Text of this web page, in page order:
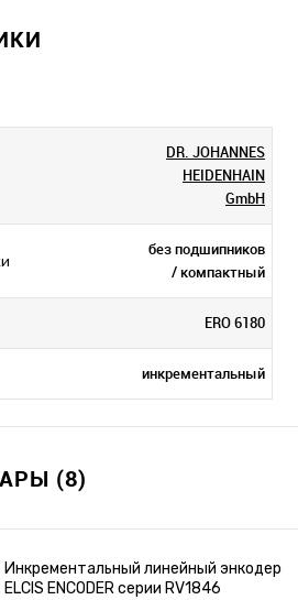
DR. JOHANNES
HEIDENHAIN
GmbH
без подшипников
/ компактный
ERO 6180
инкрементальный
(8)
Инкрементальный линейный энкодер
ELCIS ENCODER серии RV1846